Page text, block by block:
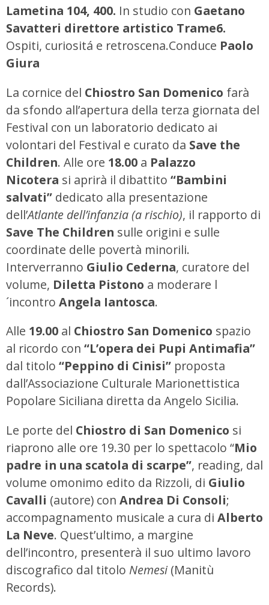
Lametina 104, 400. In studio con Gaetano
Savatteri direttore artistico Trame6.
Ospiti, curiositá e retroscena.Conduce Paolo
Giura
La cornice del Chiostro San Domenico farà
da sfondo all’apertura della terza giornata del
Festival con un laboratorio dedicato ai
volontari del Festival e curato da Save the
Children. Alle ore 18.00 a Palazzo
Nicotera si aprirà il dibattito “Bambini
salvati” dedicato alla presentazione
dell’Atlante dell’infanzia (a rischio), il rapporto di
Save The Children sulle origini e sulle
coordinate delle povertà minorili.
Interverranno Giulio Cederna, curatore del
volume, Diletta Pistono a moderare l
´incontro Angela Iantosca.
Alle 19.00 al Chiostro San Domenico spazio
al ricordo con “L’opera dei Pupi Antimafia”
dal titolo “Peppino di Cinisi” proposta
dall’Associazione Culturale Marionettistica
Popolare Siciliana diretta da Angelo Sicilia.
Le porte del Chiostro di San Domenico si
riaprono alle ore 19.30 per lo spettacolo “Mio
padre in una scatola di scarpe”, reading, dal
volume omonimo edito da Rizzoli, di Giulio
Cavalli (autore) con Andrea Di Consoli;
accompagnamento musicale a cura di Alberto
La Neve. Quest’ultimo, a margine
dell’incontro, presenterà il suo ultimo lavoro
discografico dal titolo Nemesi (Manitù
Records).